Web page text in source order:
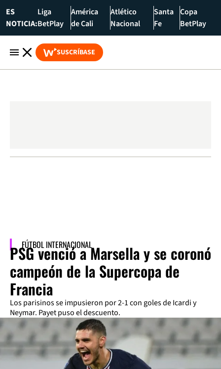
ES
NOTICIA:
Liga
BetPlay
América
de Cali
Atlético
Nacional
Santa
Fe
Copa
BetPlay
SUSCRÍBASE
FÚTBOL INTERNACIONAL
PSG venció a Marsella y se coronó
campeón de la Supercopa de
Francia
Los parisinos se impusieron por 2-1 con goles de Icardi y
Neymar. Payet puso el descuento.